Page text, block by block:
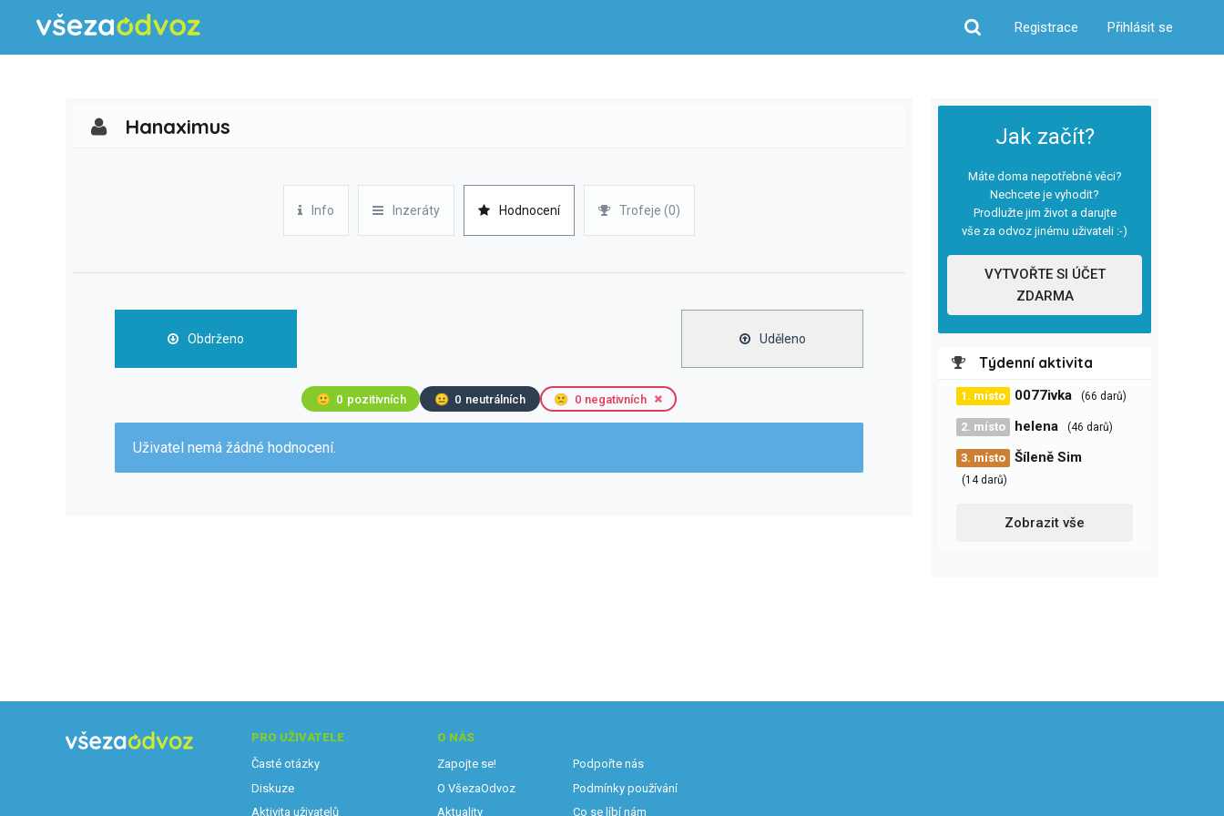
Hledat
Registrace Přihlásit se
Jak začít?
Máte doma nepotřebné věci?
Nechcete je vyhodit?
Prodlužte jim život a darujte
vše za odvoz jinému uživateli :-)
VYTVOŘTE SI ÚČET
ZDARMA
Týdenní aktivita
1. místo 0077ivka (66 darů)
2. místo helena (46 darů)
3. místo Šíleně Sim
(14 darů)
Zobrazit vše
Hanaximus
Info Inzeráty Hodnocení Trofeje (0)
Obdrženo Uděleno
🙂 0 pozitivních 😐 0 neutrálních 🙁 0 negativních
Uživatel nemá žádné hodnocení.
PRO UŽIVATELE
Časté otázky
Diskuze
Aktivita uživatelů
O NÁS
Zapojte se!
O VšezaOdvoz
Aktuality
Podpořte nás
Podmínky používání
Co se líbí nám